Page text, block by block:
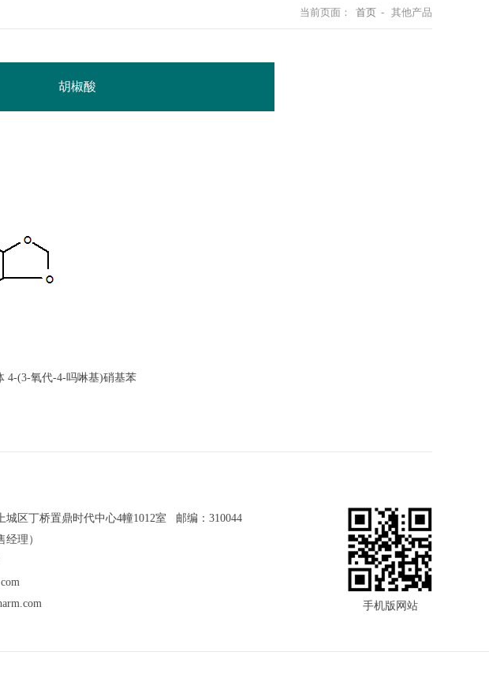
当前页面： 首页 - 其他产品
胡椒酸
4-(3-氧代-4-吗啉基)硝基苯
城区丁桥置鼎时代中心4幢1012室 邮编：310044
理）
手机版网站